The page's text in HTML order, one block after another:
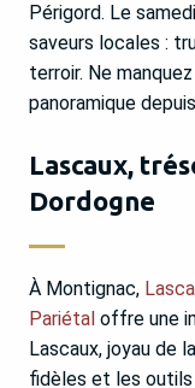
Périgord. Le
saveurs locales :
terroir. Ne
panoramique
Lascaux,
Dordogne
À Montignac,
Pariétal offre une
Lascaux, joyau de
fidèles et les